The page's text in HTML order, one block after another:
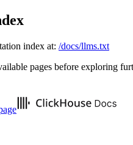
index at: /docs/llms.txt
pages before exploring